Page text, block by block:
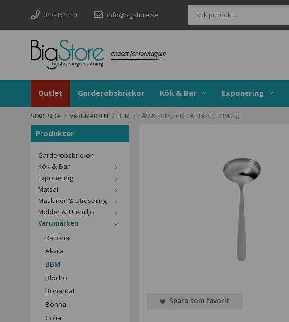
013-351210 info@bigstore.se
Outlet Garderobsbrickor Kök & Bar Exponering
STARTSIDA / VARUMÄRKEN / BBM / SÅSSKED 18,7CM CAPTAIN (12 PACK)
Produkter
Garderobsbrickor
Kök & Bar
Exponering
Matsal
Maskiner & Utrustning
Möbler & Utemiljö
Varumärken
Rational
Akvila
BBM
Blocho
Bonamat
Bonna
Colia
Spara som favorit